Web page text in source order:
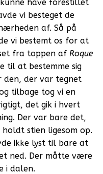
have forestillet
vi besteget de
af. Så på
vi bestemt os for at
fra toppen af Roque
til at bestemme sig
den, der var tegnet
tilbage tog vi en
det gik i hvert
Der var bare det,
stien ligesom op.
ikke lyst til bare at
ned. Der måtte være
i dalen.